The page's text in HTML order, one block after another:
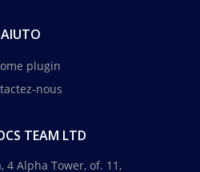
AIUTO
plugin
nous
TEAM LTD
4 Alpha Tower, of. 11,